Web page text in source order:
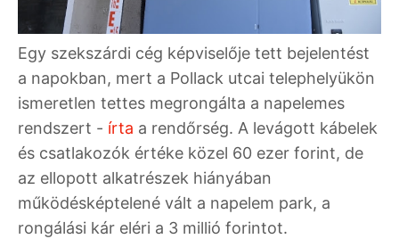
Egy szekszárdi cég képviselője tett bejelentést
a napokban, mert a Pollack utcai telephelyükön
ismeretlen tettes megrongálta a napelemes
rendszert - írta a rendőrség. A levágott kábelek
és csatlakozók értéke közel 60 ezer forint, de
az ellopott alkatrészek hiányában
működésképtelené vált a napelem park, a
rongálási kár eléri a 3 millió forintot.